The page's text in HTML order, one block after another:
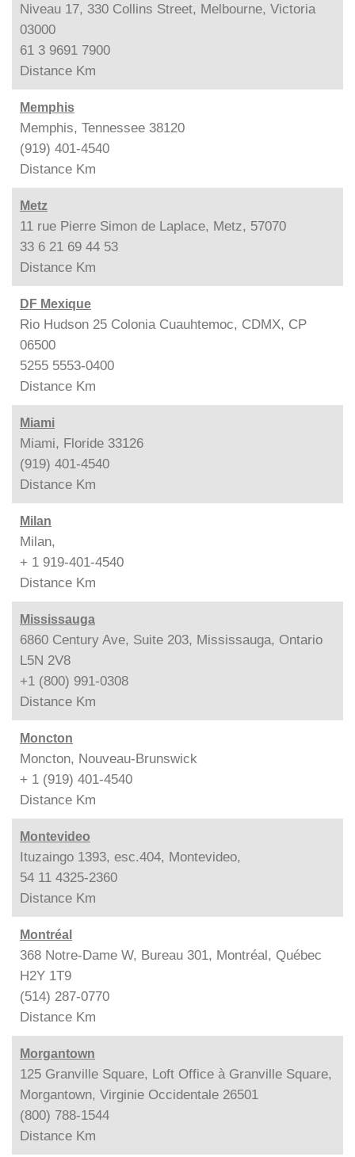
Niveau 17, 330 Collins Street, Melbourne, Victoria
03000
61 3 9691 7900
Distance Km
Memphis
Memphis, Tennessee 38120
(919) 401-4540
Distance Km
Metz
11 rue Pierre Simon de Laplace, Metz, 57070
33 6 21 69 44 53
Distance Km
DF Mexique
Rio Hudson 25 Colonia Cuauhtemoc, CDMX, CP
06500
5255 5553-0400
Distance Km
Miami
Miami, Floride 33126
(919) 401-4540
Distance Km
Milan
Milan,
+ 1 919-401-4540
Distance Km
Mississauga
6860 Century Ave, Suite 203, Mississauga, Ontario
L5N 2V8
+1 (800) 991-0308
Distance Km
Moncton
Moncton, Nouveau-Brunswick
+ 1 (919) 401-4540
Distance Km
Montevideo
Ituzaingo 1393, esc.404, Montevideo,
54 11 4325-2360
Distance Km
Montréal
368 Notre-Dame W, Bureau 301, Montréal, Québec
H2Y 1T9
(514) 287-0770
Distance Km
Morgantown
125 Granville Square, Loft Office à Granville Square,
Morgantown, Virginie Occidentale 26501
(800) 788-1544
Distance Km